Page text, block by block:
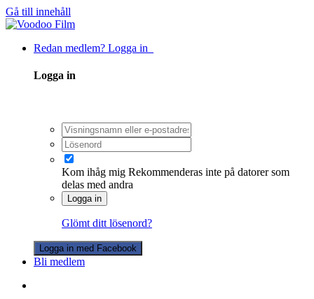
Gå till innehåll
Redan medlem? Logga in
Logga in
Kom ihåg mig Rekommenderas inte på datorer som
delas med andra
Logga in
Glömt ditt lösenord?
Logga in med Facebook
Bli medlem